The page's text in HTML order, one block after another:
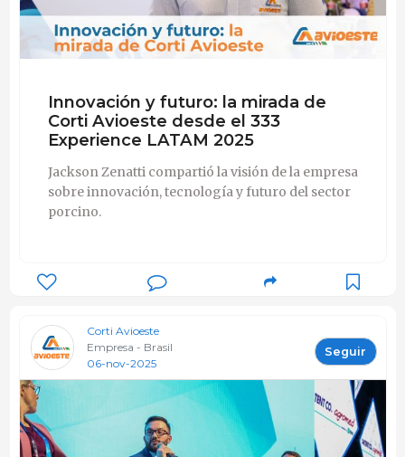
Innovación y futuro: la mirada de
Corti Avioeste desde el 333
Experience LATAM 2025
Jackson Zenatti compartió la visión de la empresa
sobre innovación, tecnología y futuro del sector
porcino.
Corti Avioeste
Empresa - Brasil
06-nov-2025
Seguir